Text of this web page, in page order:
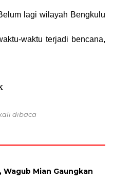
lagi wilayah Bengkulu
waktu terjadi bencana,
dibaca
Mian Gaungkan